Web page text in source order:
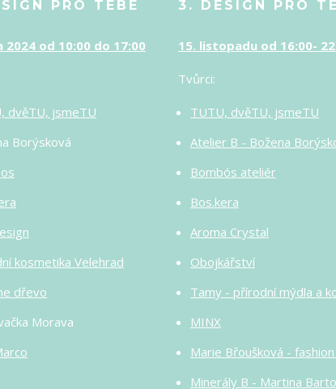
PRO TEBE
2024 od 10:00 do 17:00
dvěTU, jsmeTU
Borýsková
kosmetika Velehrad
dřevo
Morava
3. DESIGN PRO
15. listopadu od 16:00-
Tvůrci:
TUTU, dvěTU, jsmeTU
Atelier B - Božena
Bombós ateliér
Bos.kera
Aroma Crystal
Obojkářství
Tamy - přírodní mýdla a
MINX
Marie Břoušková -
Minerály B - Martina